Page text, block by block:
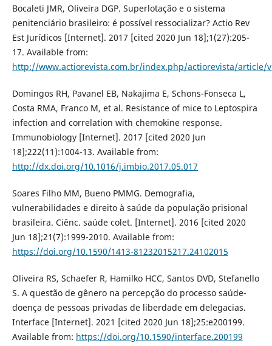
Bocaleti JMR, Oliveira DGP. Superlotação e o sistema
penitenciário brasileiro: é possível ressocializar? Actio Rev
Est Jurídicos [Internet]. 2017 [cited 2020 Jun 18];1(27):205-
17. Available from:
http://www.actiorevista.com.br/index.php/actiorevista/article/
Domingos RH, Pavanel EB, Nakajima E, Schons-Fonseca L,
Costa RMA, Franco M, et al. Resistance of mice to Leptospira
infection and correlation with chemokine response.
Immunobiology [Internet]. 2017 [cited 2020 Jun
18];222(11):1004-13. Available from:
http://dx.doi.org/10.1016/j.imbio.2017.05.017
Soares Filho MM, Bueno PMMG. Demografia,
vulnerabilidades e direito à saúde da população prisional
brasileira. Ciênc. saúde colet. [Internet]. 2016 [cited 2020
Jun 18];21(7):1999-2010. Available from:
https://doi.org/10.1590/1413-81232015217.24102015
Oliveira RS, Schaefer R, Hamilko HCC, Santos DVD, Stefanello
S. A questão de gênero na percepção do processo saúde-
doença de pessoas privadas de liberdade em delegacias.
Interface [Internet]. 2021 [cited 2020 Jun 18];25:e200199.
Available from: https://doi.org/10.1590/interface.200199